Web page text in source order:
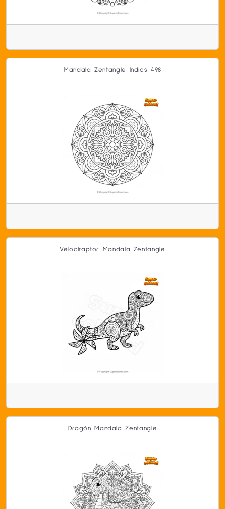
Mandala Zentangle Indios 498
Velociraptor Mandala Zentangle
Dragón Mandala Zentangle